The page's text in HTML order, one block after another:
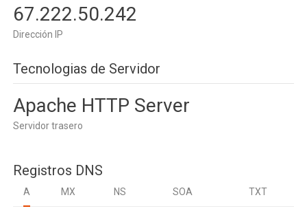
67.222.50.242
Dirección IP
Tecnologias de Servidor
Apache HTTP Server
Servidor trasero
Registros DNS
A MX NS SOA TXT